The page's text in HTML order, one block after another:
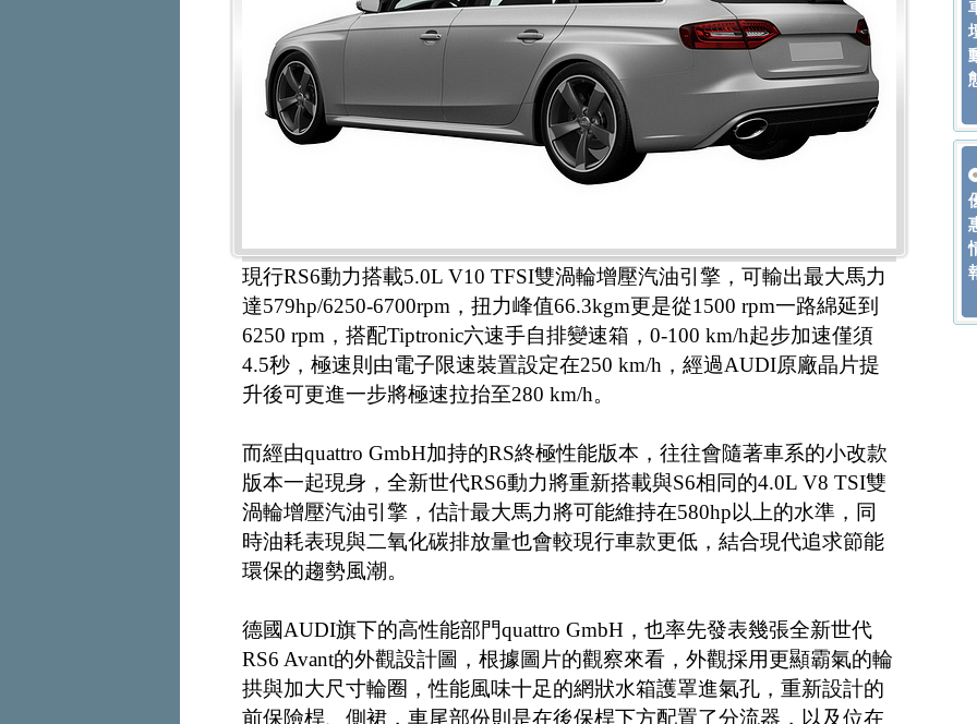
現行RS6動力搭載5.0L V10 TFSI雙渦輪增壓汽油引擎，可輸出最大馬力
達579hp/6250-6700rpm，扭力峰值66.3kgm更是從1500 rpm一路綿延到
6250 rpm，搭配Tiptronic六速手自排變速箱，0-100 km/h起步加速僅須
4.5秒，極速則由電子限速裝置設定在250 km/h，經過AUDI原廠晶片提
升後可更進一步將極速拉抬至280 km/h。
而經由quattro GmbH加持的RS終極性能版本，往往會隨著車系的小改款
版本一起現身，全新世代RS6動力將重新搭載與S6相同的4.0L V8 TSI雙
渦輪增壓汽油引擎，估計最大馬力將可能維持在580hp以上的水準，同
時油耗表現與二氧化碳排放量也會較現行車款更低，結合現代追求節能
環保的趨勢風潮。
德國AUDI旗下的高性能部門quattro GmbH，也率先發表幾張全新世代
RS6 Avant的外觀設計圖，根據圖片的觀察來看，外觀採用更顯霸氣的輪
拱與加大尺寸輪圈，性能風味十足的網狀水箱護罩進氣孔，重新設計的
前保險桿、側裙，車尾部份則是在後保桿下方配置了分流器，以及位在